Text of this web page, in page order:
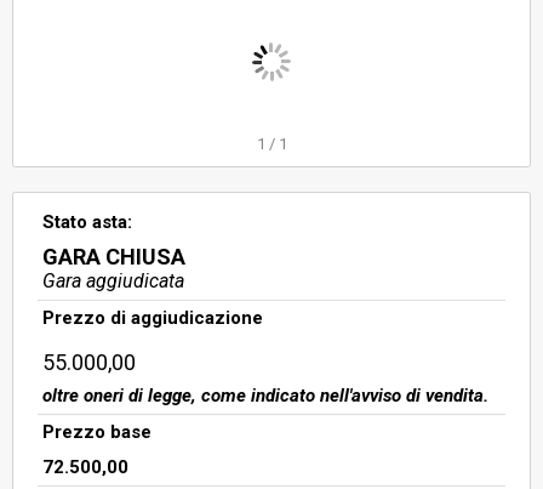
camere, di cui una adibita a
cucina/soggiorno e l’altra al cui
ed un ripostiglio, oltre ad un
terrazzo.
1 / 1
Stato asta:
GARA CHIUSA
Gara aggiudicata
Prezzo di aggiudicazione
55.000,00
oltre oneri di legge, come indicato nell'avviso di vendita.
Prezzo base
72.500,00